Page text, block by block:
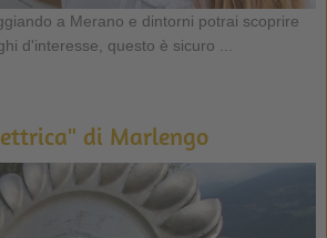
a Merano e dintorni potrai scoprire
d'interesse, questo è sicuro ...
di Marlengo